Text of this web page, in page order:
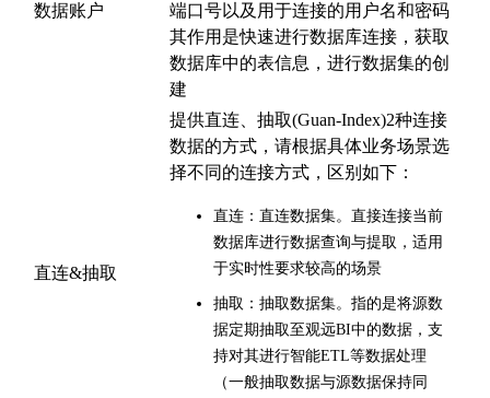
数据账户
端口号以及用于连接的用户名和密码
其作用是快速进行数据库连接，获取
数据库中的表信息，进行数据集的创
建
直连&抽取
提供直连、抽取(Guan-Index)2种连接
数据的方式，请根据具体业务场景选
择不同的连接方式，区别如下：
直连：直连数据集。直接连接当前
数据库进行数据查询与提取，适用
于实时性要求较高的场景
抽取：抽取数据集。指的是将源数
据定期抽取至观远BI中的数据，支
持对其进行智能ETL等数据处理
（一般抽取数据与源数据保持同